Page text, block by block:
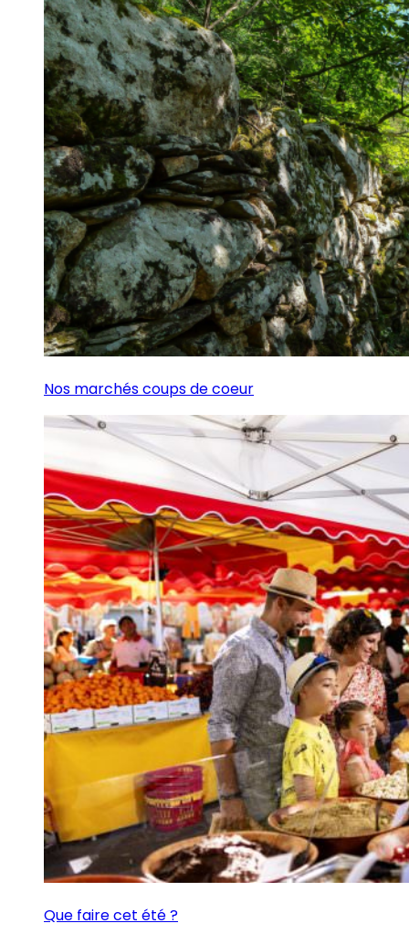
Nos marchés coups de coeur
Que faire cet été ?